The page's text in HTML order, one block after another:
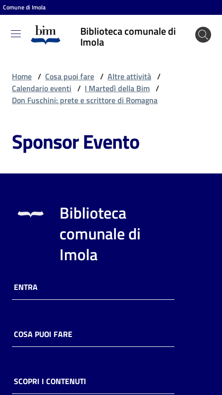
Vai al contenuto
Vai alla navigazione
Vai al footer
Comune di Imola
Biblioteca comunale di
Imola
Biblioteca
comunale
Cosa
fare
Scopri
online
Piani
Home / Cosa puoi fare / Altre attività /
Calendario eventi / I Martedì della Bim /
Don Fuschini: prete e scrittore di Romagna
Sponsor Evento
Biblioteca
comunale di
Imola
ENTRA
COSA PUOI FARE
SCOPRI I CONTENUTI